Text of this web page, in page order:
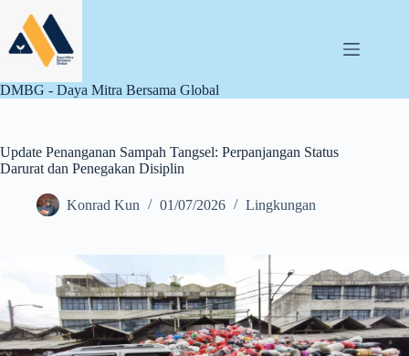
content
DMBG - Daya Mitra Bersama Global
Update Penanganan Sampah Tangsel: Perpanjangan Status
Darurat dan Penegakan Disiplin
Konrad Kun 01/07/2026 Lingkungan